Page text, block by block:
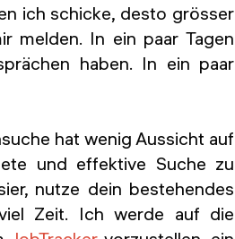
ich schicke, desto grösser
melden. In ein paar Tagen
haben. In ein paar
hat wenig Aussicht auf
und effektive Suche zu
nutze dein bestehendes
Zeit. Ich werde auf die